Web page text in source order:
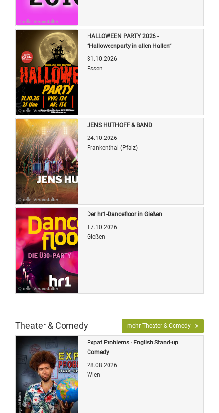
Quelle: Veranstalter
Quelle: Veranstalter
HALLOWEEN PARTY 2026 -
“Halloweenparty in allen Hallen“
31.10.2026
Essen
Quelle: Veranstalter
JENS HUTHOFF & BAND
24.10.2026
Frankenthal (Pfalz)
Quelle: Veranstalter
Der hr1-Dancefloor in Gießen
17.10.2026
Gießen
Theater & Comedy mehr Theater & Comedy
Expat Problems - English Stand-up
Comedy
28.08.2026
Wien